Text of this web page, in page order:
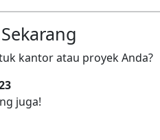
kantor atau proyek Anda?
juga!